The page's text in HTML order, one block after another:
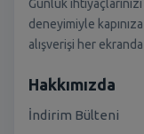
Günlük
deneyimiyle
alışverişi her
Hakkımızda
İndirim Bülteni